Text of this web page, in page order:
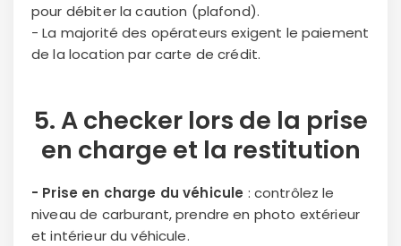
pour débiter la caution (plafond).
- La majorité des opérateurs exigent le paiement
de la location par carte de crédit.
5. A checker lors de la prise
en charge et la restitution
- Prise en charge du véhicule : contrôlez le
niveau de carburant, prendre en photo extérieur
et intérieur du véhicule.